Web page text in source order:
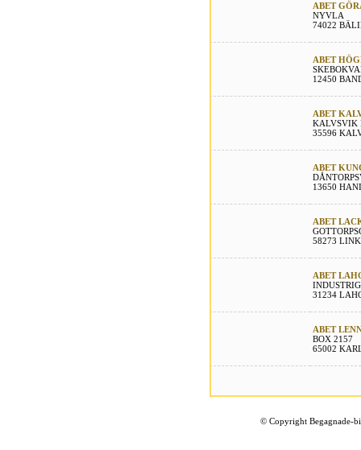
ABET
NYVLA
74022
ABET
12450
ABET
KALVSVIK
35596
ABET
13650
ABET
58273
ABET
31234
ABET
BOX 2157
65002
©Copyright Begagnade-